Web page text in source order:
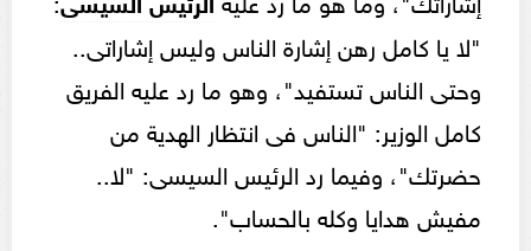
"لا يا كامل رهن إشارة الناس وليس إشاراتى..
وحتى الناس تستفيد"، وهو ما رد عليه الفريق
كامل الوزير: "الناس فى انتظار الهدية من
حضرتك"، وفيما رد الرئيس السيسى: "لا..
مفيش هدايا وكله بالحساب".